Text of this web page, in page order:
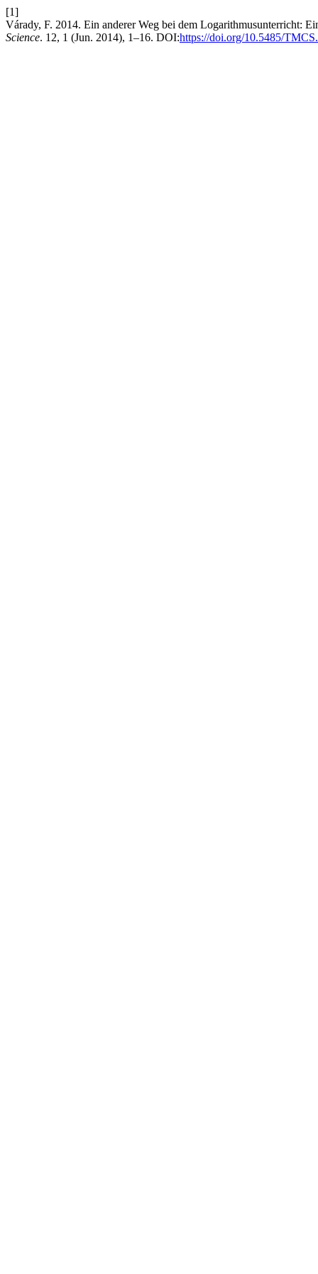
[1]
Várady, F. 2014. Ein anderer Weg bei dem Logarithmusunterricht:
Science. 12, 1 (Jun. 2014), 1–16. DOI:https://doi.org/10.5485/